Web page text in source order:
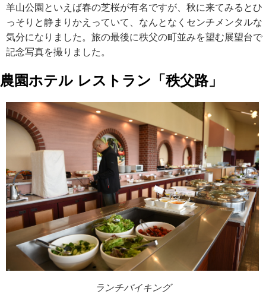
羊山公園といえば春の芝桜が有名ですが、秋に来てみるとひ
っそりと静まりかえっていて、なんとなくセンチメンタルな
気分になりました。旅の最後に秩父の町並みを望む展望台で
記念写真を撮りました。
農園ホテル レストラン「秩父路」
ランチバイキング